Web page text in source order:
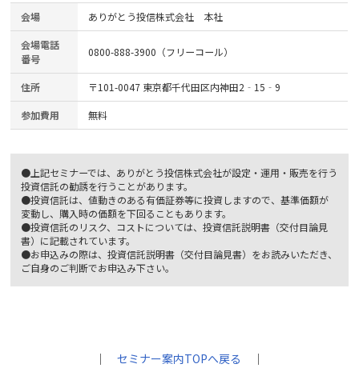
会場 ありがとう投信株式会社 本社
会場電話
番号
0800-888-3900（フリーコール）
住所 〒101-0047 東京都千代田区内神田2‐15‐9
参加費用 無料
●上記セミナーでは、ありがとう投信株式会社が設定・運用・販売を行う
投資信託の勧誘を行うことがあります。
●投資信託は、値動きのある有価証券等に投資しますので、基準価額が
変動し、購入時の価額を下回ることもあります。
●投資信託のリスク、コストについては、投資信託説明書（交付目論見
書）に記載されています。
●お申込みの際は、投資信託説明書（交付目論見書）をお読みいただき、
ご自身のご判断でお申込み下さい。
｜セミナー案内TOPへ戻る ｜